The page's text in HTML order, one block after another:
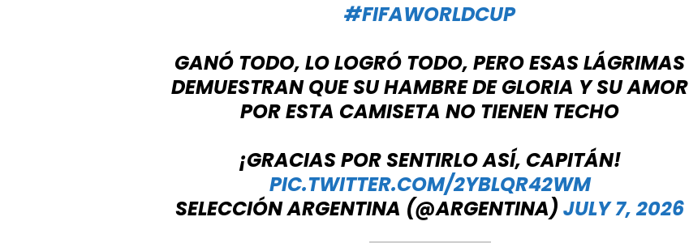
#FIFAWORLDCUP
GANÓ TODO, LO LOGRÓ TODO, PERO ESAS LÁGRIMAS
DEMUESTRAN QUE SU HAMBRE DE GLORIA Y SU AMOR
POR ESTA CAMISETA NO TIENEN TECHO
¡GRACIAS POR SENTIRLO ASÍ, CAPITÁN!
PIC.TWITTER.COM/2YBLQR42WM
SELECCIÓN ARGENTINA (@ARGENTINA) JULY 7, 2026